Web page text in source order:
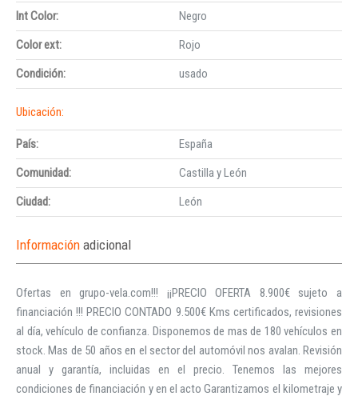
Int Color:
Negro
Color ext:
Rojo
Condición:
usado
Ubicación:
País:
España
Comunidad:
Castilla y León
Ciudad:
León
Información adicional
Ofertas en grupo-vela.com!!! ¡¡PRECIO OFERTA 8.900€ sujeto a
financiación !!! PRECIO CONTADO 9.500€ Kms certificados, revisiones
al día, vehículo de confianza. Disponemos de mas de 180 vehículos en
stock. Mas de 50 años en el sector del automóvil nos avalan. Revisión
anual y garantía, incluidas en el precio. Tenemos las mejores
condiciones de financiación y en el acto Garantizamos el kilometraje y